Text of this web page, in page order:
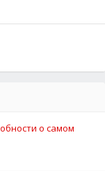
о самом